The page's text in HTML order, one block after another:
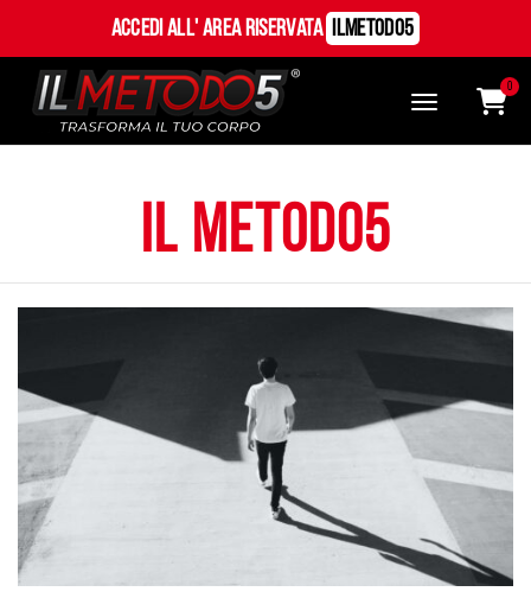
Accedi all' Area Riservata ILMetodo5
0
il metodo5